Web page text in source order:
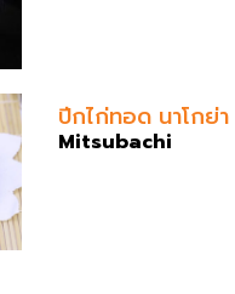
ปีกไก่ทอด นาโกย่า
Mitsubachi